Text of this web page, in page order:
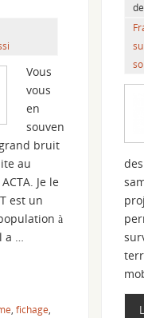
Vous
vous
en
souven
bruit
au
Je le
est un
à
a …
fichage
de